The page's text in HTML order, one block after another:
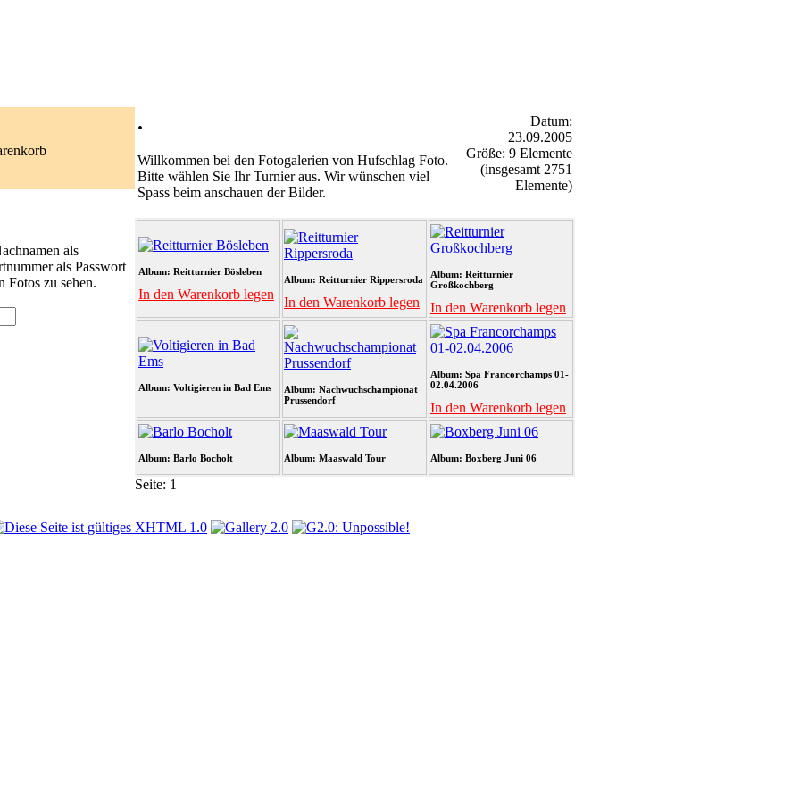
als
als Passwort
Fotos zu sehen.
.
Willkommen bei den Fotogalerien von Hufschlag Foto.
Bitte wählen Sie Ihr Turnier aus. Wir wünschen viel
Spass beim anschauen der Bilder.
Datum:
23.09.2005
Größe: 9 Elemente
(insgesamt 2751
Elemente)
Album: Reitturnier Bösleben
In den Warenkorb legen
Album: Reitturnier Rippersroda
In den Warenkorb legen
Album: Reitturnier
Großkochberg
In den Warenkorb legen
Album: Voltigieren in Bad Ems
Album: Nachwuchschampionat
Prussendorf
Album: Spa Francorchamps 01-
02.04.2006
In den Warenkorb legen
Album: Barlo Bocholt Album: Maaswald Tour Album: Boxberg Juni 06
Seite: 1